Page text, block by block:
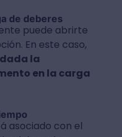
de deberes
puede abrirte
En este caso,
la
en la carga
asociado con el